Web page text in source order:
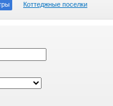
Коттеджные поселки